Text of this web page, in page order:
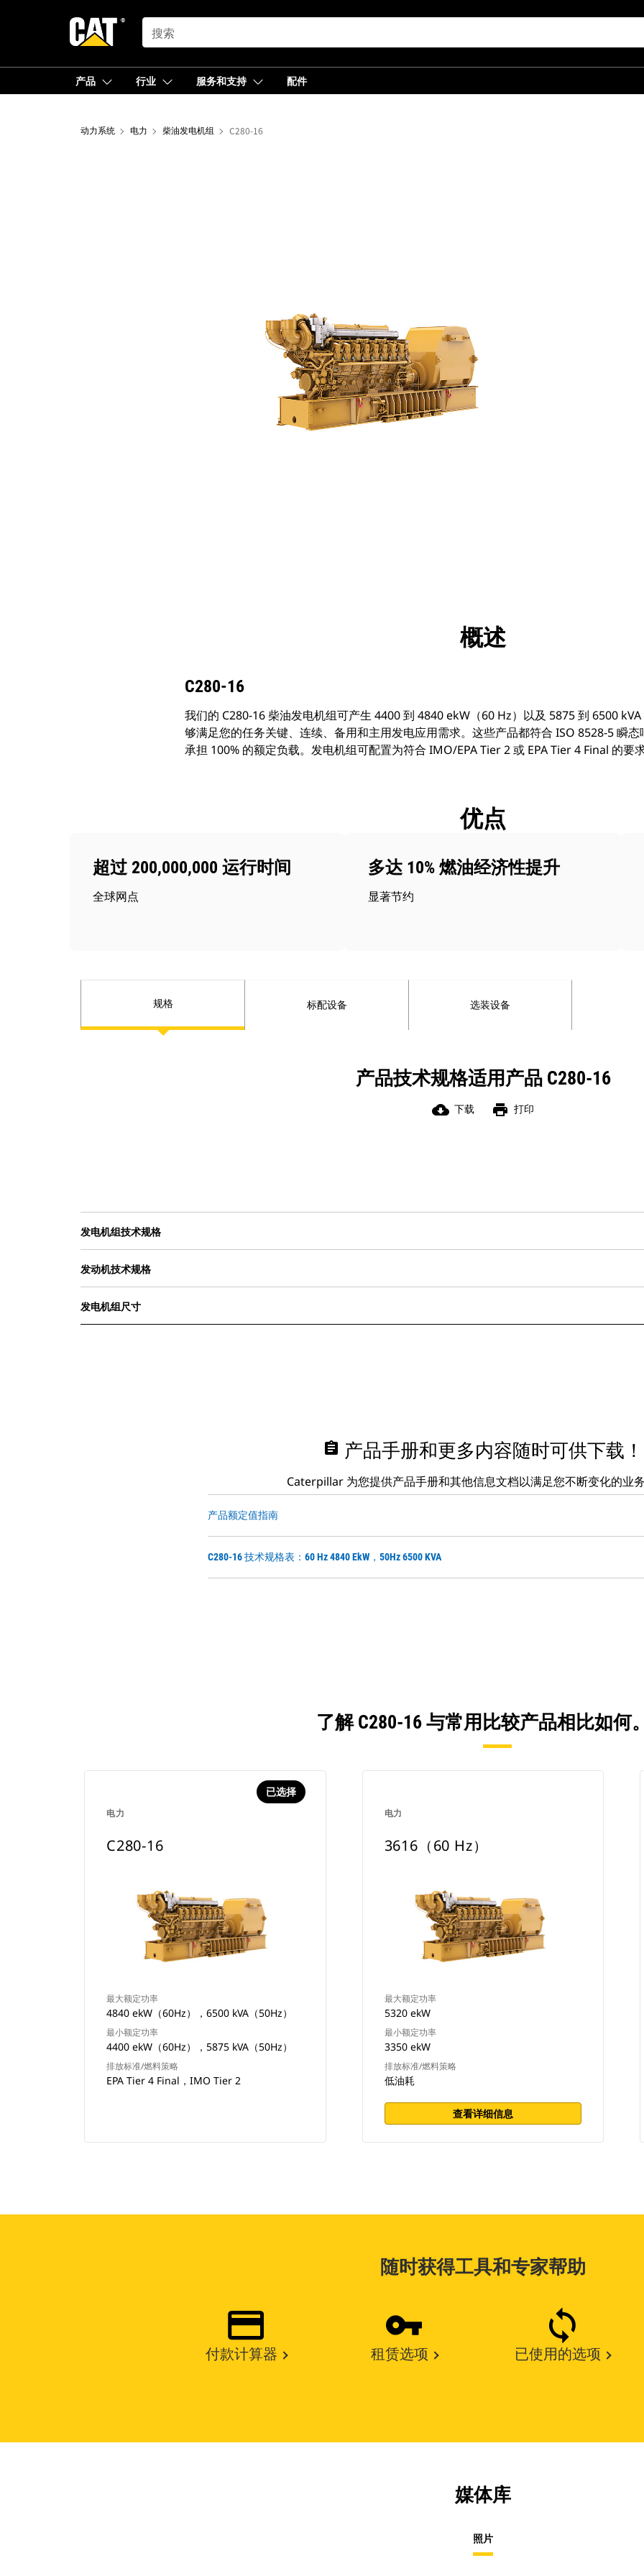
SEARCH
产品 行业 服务和支持 配件
动力系统 电力 柴油发电机组 C280-16
展示
概述
C280-16
我们的 C280-16 柴油发电机组可产生 4400 到 4840 ekW（60 Hz）以及 5875 到 6500
够满足您的任务关键、连续、备用和主用发电应用需求。这些产品都符合 ISO 8528-5 瞬
承担 100% 的额定负载。发电机组可配置为符合 IMO/EPA Tier 2 或 EPA Tier 4 Final 的要
优点
超过 200,000,000 运行时间
全球网点
多达 10% 燃油经济性提升
显著节约
规格 标配设备 选装设备
产品技术规格适用产品 C280-16
cloud_download 下载 print 打印
发电机组技术规格
发动机技术规格
发电机组尺寸
assignment 产品手册和更多内容随时可供下载！
Caterpillar 为您提供产品手册和其他信息文档以满足您不断变化的业
产品额定值指南
C280-16 技术规格表：60 Hz 4840 EkW，50Hz 6500 KVA
了解 C280-16 与常用比较产品相比如何
电力
已选择
C280-16
最大额定功率
4840 ekW（60Hz），6500 kVA（50Hz）
最小额定功率
4400 ekW（60Hz），5875 kVA（50Hz）
排放标准/燃料策略
EPA Tier 4 Final，IMO Tier 2
电力
3616（60 Hz）
最大额定功率
5320 ekW
最小额定功率
3350 ekW
排放标准/燃料策略
低油耗
查看详细信息
随时获得工具和专家帮助
付款计算器 租赁选项 已使用的选项
媒体库
照片